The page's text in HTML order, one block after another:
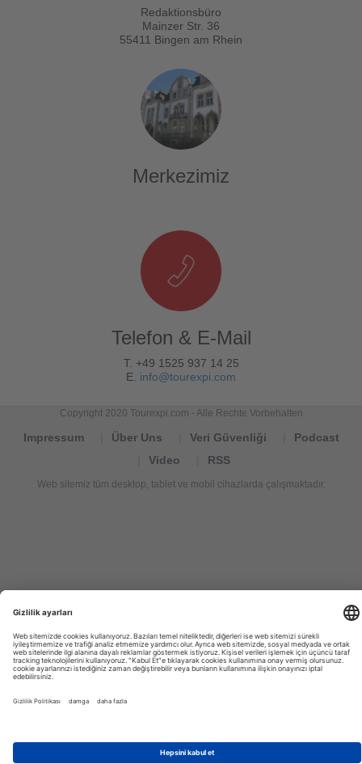
Redaktionsbüro
Mainzer Str. 36
55411 Bingen am Rhein
Merkezimiz
Telefon & E-Mail
T. +49 1525 937 14 25
E. info@tourexpi.com
Copyright 2020 Tourexpi.com - Alle Rechte Vorbehalten
Impressum Über Uns Veri Güvenliği
Podcast
Video
RSS
Web sitemiz tüm desktop, tablet ve mobil cihazlarda çalışmaktadır.
de
Tourismus
Nachrichten,
новости
news,
international